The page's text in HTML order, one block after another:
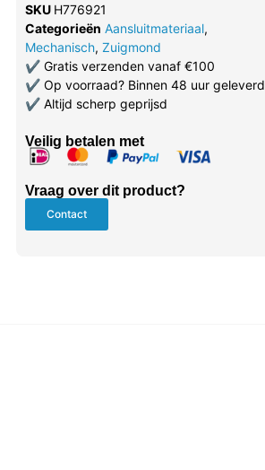
SKU H776921
Categorieën Aansluitmateriaal,
Mechanisch, Zuigmond
✔Gratis verzenden vanaf €100
✔Op voorraad? Binnen 48 uur geleverd
✔Altijd scherp geprijsd
Veilig betalen met
Vraag over dit product?
Contact